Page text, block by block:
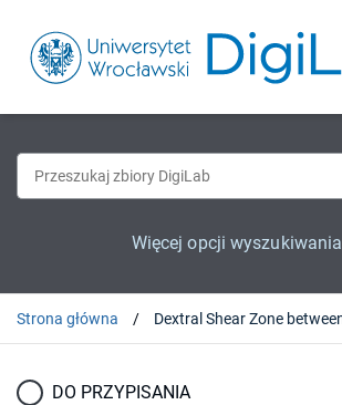
Więcej opcji wyszukiwania
Strona główna
DO PRZYPISANIA